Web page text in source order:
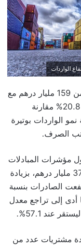
اتسع العجز التجاري للمغرب إلى أكثر من 159 مليار درهم مع
نهاية ماي 2026، مسجلاً ارتفاعاً بنسبة 20.8% مقارنة
الواردات بوتيرة
الصرف.
مؤشرات المبادلات
الخارجية، أن قيمة الواردات بلغت 370.5 مليار درهم، بزيادة
الصادرات بنسبة
درهم، ما أدى إلى تراجع معدل
مشتريات عدد من